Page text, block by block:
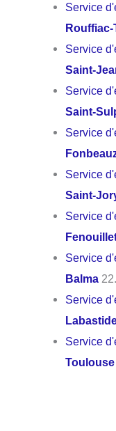
Service
Service
Saint-
Service
Saint-
Service
Service
Saint-
Service
Service
Balma
Service
Service
Toulouse